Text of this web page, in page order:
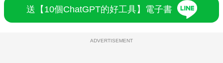
送【10個ChatGPT的好工具】電子書
ADVERTISEMENT